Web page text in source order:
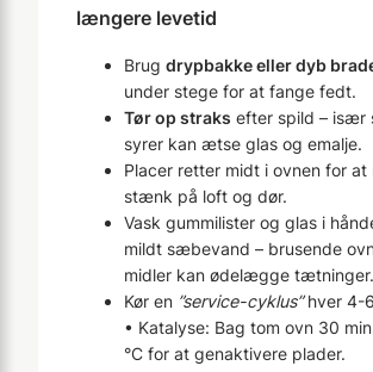
længere levetid
Brug drypbakke eller dyb
under stege for at fange fedt.
Tør op straks efter spild – især
syrer kan ætse glas og emalje.
Placer retter midt i ovnen for at
stænk på loft og dør.
Vask gummilister og glas i
mildt sæbevand – brusende
midler kan ødelægge tætninger.
Kør en ”service-cyklus”hver 4-
• Katalyse: Bag tom ovn 30
°C for at genaktivere plader.